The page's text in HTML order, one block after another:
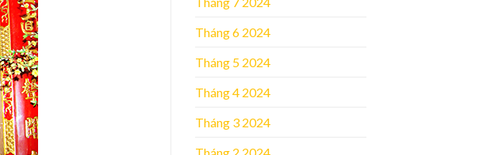
Tháng 6 2024
Tháng 5 2024
Tháng 4 2024
Tháng 3 2024